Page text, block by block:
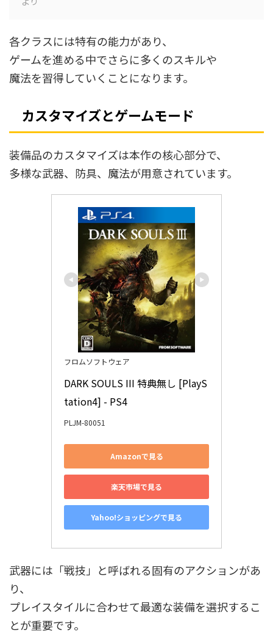
各クラスには特有の能力があり、
ゲームを進める中でさらに多くのスキルや
魔法を習得していくことになります。
カスタマイズとゲームモード
装備品のカスタマイズは本作の核心部分で、
多様な武器、防具、魔法が用意されています。
フロムソフトウェア
DARK SOULS III 特典無し [PlayS
tation4] - PS4
PLJM-80051
Amazonで見る
楽天市場で見る
Yahoo!ショッピングで見る
武器には「戦技」と呼ばれる固有のアクションがあ
り、
プレイスタイルに合わせて最適な装備を選択するこ
とが重要です。